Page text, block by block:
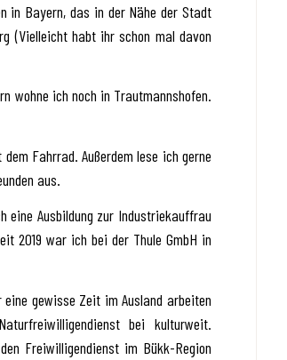
in Bayern, das in der Nähe der Stadt
(Vielleicht habt ihr schon mal davon
wohne ich noch in Trautmannshofen.
Fahrrad. Außerdem lese ich gerne
aus.
eine Ausbildung zur Industriekauffrau
2019 war ich bei der Thule GmbH in
gewisse Zeit im Ausland arbeiten
bei kulturweit.
Freiwilligendienst im Bükk-Region